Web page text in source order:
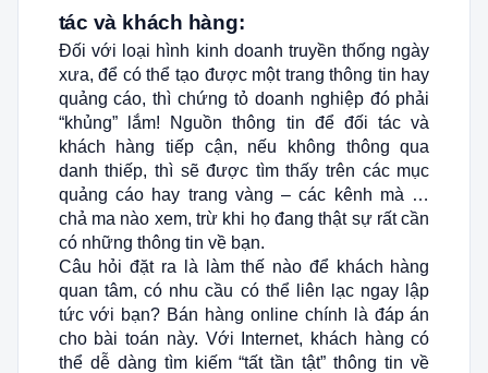
tác và khách hàng:
Đối với loại hình kinh doanh truyền thống ngày
xưa, để có thể tạo được một trang thông tin hay
quảng cáo, thì chứng tỏ doanh nghiệp đó phải
“khủng” lắm! Nguồn thông tin để đối tác và
khách hàng tiếp cận, nếu không thông qua
danh thiếp, thì sẽ được tìm thấy trên các mục
quảng cáo hay trang vàng – các kênh mà …
chả ma nào xem, trừ khi họ đang thật sự rất cần
có những thông tin về bạn.
Câu hỏi đặt ra là làm thế nào để khách hàng
quan tâm, có nhu cầu có thể liên lạc ngay lập
tức với bạn? Bán hàng online chính là đáp án
cho bài toán này. Với Internet, khách hàng có
thể dễ dàng tìm kiếm “tất tần tật” thông tin về